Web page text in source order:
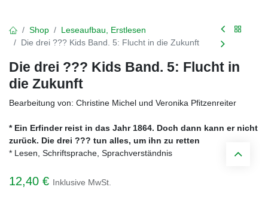
Shop
Leseaufbau, Erstlesen
Die drei ??? Kids Band. 5: Flucht in die Zukunft
Die drei ??? Kids Band. 5: Flucht in
die Zukunft
Bearbeitung von: Christine Michel und Veronika Pfitzenreiter
* Ein Erfinder reist in das Jahr 1864. Doch dann kann er nicht
zurück. Die drei ??? tun alles, um ihn zu retten
* Lesen, Schriftsprache, Sprachverständnis
12,40 € Inklusive MwSt.